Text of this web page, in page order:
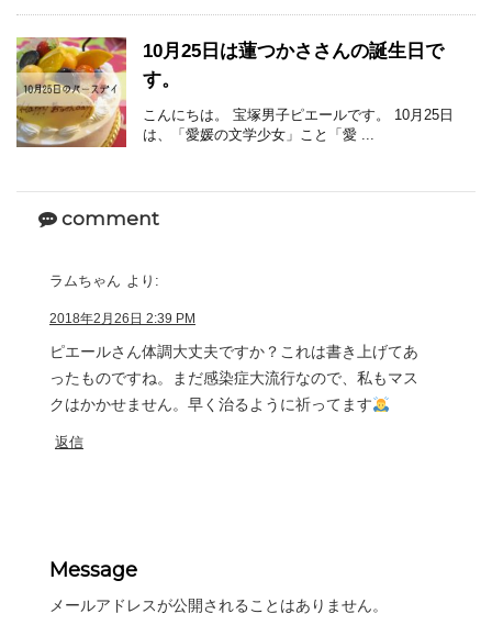
10月25日は蓮つかささんの誕生日で
す。
こんにちは。 宝塚男子ピエールです。 10月25日
は、「愛媛の文学少女」こと「愛 ...
comment
ラムちゃん より:
2018年2月26日 2:39 PM
ピエールさん体調大丈夫ですか？これは書き上げてあ
ったものですね。まだ感染症大流行なので、私もマス
クはかかせません。早く治るように祈ってます
返信
Message
メールアドレスが公開されることはありません。